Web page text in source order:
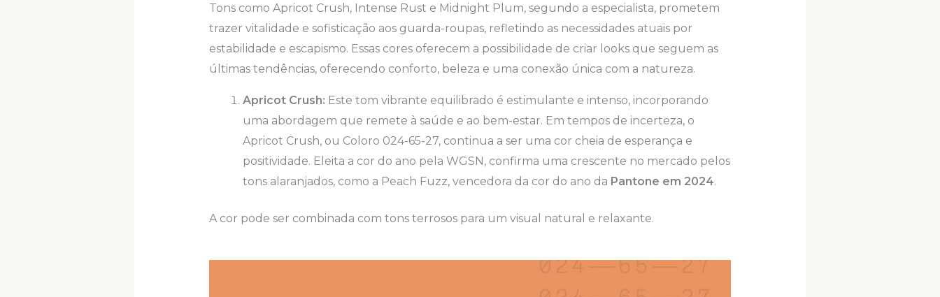
Tons como Apricot Crush, Intense Rust e Midnight Plum, segundo a especialista, prometem
trazer vitalidade e sofisticação aos guarda-roupas, refletindo as necessidades atuais por
estabilidade e escapismo. Essas cores oferecem a possibilidade de criar looks que seguem as
últimas tendências, oferecendo conforto, beleza e uma conexão única com a natureza.
Apricot Crush: Este tom vibrante equilibrado é estimulante e intenso, incorporando
uma abordagem que remete à saúde e ao bem-estar. Em tempos de incerteza, o
Apricot Crush, ou Coloro 024-65-27, continua a ser uma cor cheia de esperança e
positividade. Eleita a cor do ano pela WGSN, confirma uma crescente no mercado pelos
tons alaranjados, como a Peach Fuzz, vencedora da cor do ano da Pantone em 2024.
A cor pode ser combinada com tons terrosos para um visual natural e relaxante.